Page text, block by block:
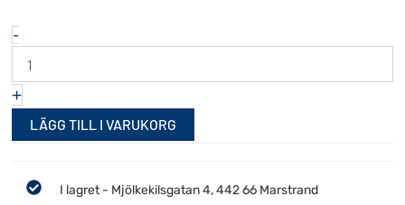
-Sauleda
Sea
Star
Grafito
153
cm
mängd
+
LÄGG TILL I VARUKORG
I lagret - Mjölkekilsgatan 4, 442 66 Marstrand